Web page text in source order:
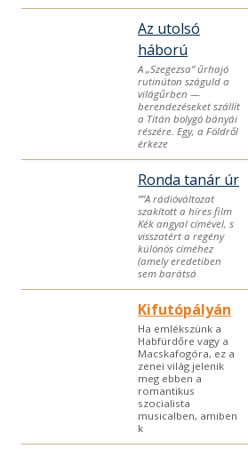
Az utolsó
háború
A „Szegezsa” űrhajó
rutinúton száguld a
világűrben —
berendezéseket szállít
a Titán bolygó bányái
részére. Egy, a Földről
érkeze
Ronda tanár úr
””A rádióváltozat
szakított a híres film
Kék angyal címével, s
visszatért a regény
különös címéhez
(amely eredetiben
sem barátsá
Kifutópályán
Ha emlékszünk a
Habfürdőre vagy a
Macskafogóra, ez a
zenei világ jelenik
meg ebben a
romantikus
szocialista
musicalben, amiben
k